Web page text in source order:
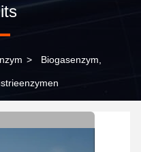
> Biogasenzym,